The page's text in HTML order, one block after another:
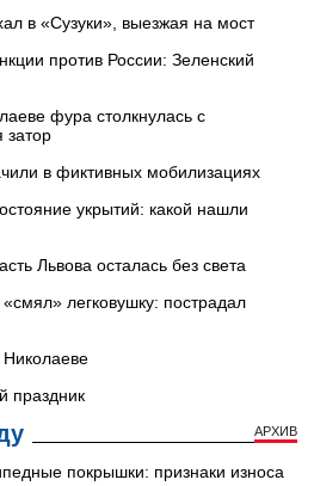
в «Сузуки», выезжая на мост
против России: Зеленский
фура столкнулась с
затор
в фиктивных мобилизациях
укрытий: какой нашли
Львова осталась без света
легковушку: пострадал
Николаеве
праздник
АРХИВ
покрышки: признаки износа